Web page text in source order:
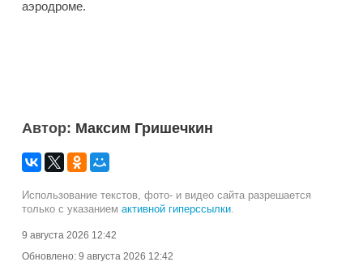
аэродроме.
Автор: Максим Гришечкин
Использование текстов, фото- и видео сайта разрешается
только с указанием активной гиперссылки
9 августа 2026 12:42
Обновлено: 9 августа 2026 12:42